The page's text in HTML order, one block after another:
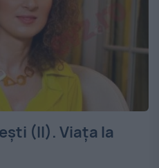
(II). Viața la